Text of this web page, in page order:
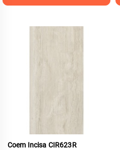
Coem Incisa CIR623R